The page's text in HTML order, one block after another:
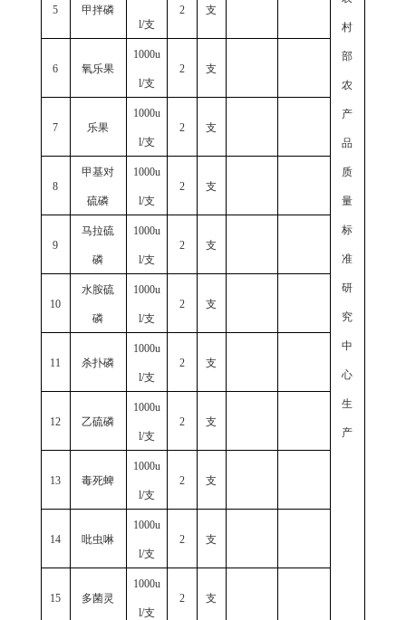
村
部
农
产
品
质
量
标
准
研
究
中
心
生
产
5 甲拌磷
l/支
2 支
6 氧乐果
1000u
l/支
2 支
7 乐果
1000u
l/支
2 支
8
甲基对
硫磷
1000u
l/支
2 支
9
马拉硫
磷
1000u
l/支
2 支
10
水胺硫
磷
1000u
l/支
2 支
11 杀扑磷
1000u
l/支
2 支
12 乙硫磷
1000u
l/支
2 支
13 毒死蜱
1000u
l/支
2 支
14 吡虫啉
1000u
l/支
2 支
15 多菌灵
1000u
l/支
2 支